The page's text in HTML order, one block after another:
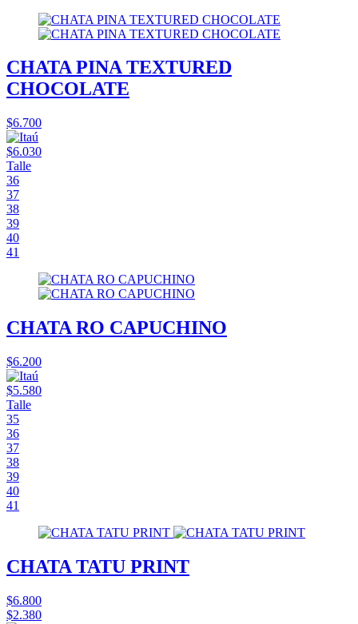
CHATA PINA TEXTURED
CHOCOLATE
$6.700
$6.030
Talle
36
37
38
39
40
41
CHATA RO CAPUCHINO
$6.200
$5.580
Talle
35
36
37
38
39
40
41
CHATA TATU PRINT
$6.800
$2.380